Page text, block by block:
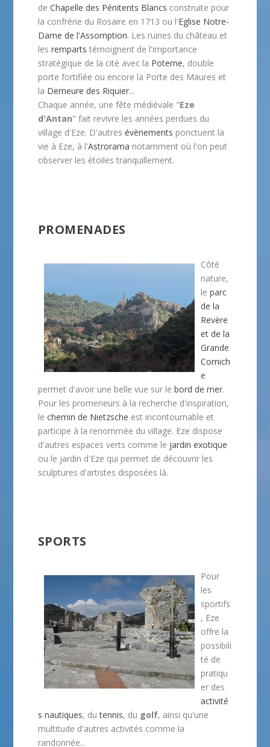
de Chapelle des Pénitents Blancs construite pour
la confrérie du Rosaire en 1713 ou l'Eglise Notre-
Dame de l'Assomption. Les ruines du château et
les remparts témoignent de l'importance
stratégique de la cité avec la Poterne, double
porte fortifiée ou encore la Porte des Maures et
la Demeure des Riquier...
Chaque année, une fête médiévale "Eze
d'Antan" fait revivre les années perdues du
village d'Eze. D'autres évènements ponctuent la
vie à Eze, à l'Astrorama notamment où l'on peut
observer les étoiles tranquillement.
PROMENADES
Côté
nature,
le parc
de la
Revère
et de la
Grande
Cornich
e
permet d'avoir une belle vue sur le bord de mer.
Pour les promeneurs à la recherche d'inspiration,
le chemin de Nietzsche est incontournable et
participe à la renommée du village. Eze dispose
d'autres espaces verts comme le jardin exotique
ou le jardin d'Eze qui permet de découvrir les
sculptures d'artistes disposées là.
SPORTS
Pour
les
sportifs
, Eze
offre la
possibili
té de
pratiqu
er des
activité
s nautiques, dutennis, du golf, ainsi qu'une
multitude d'autres activités comme la
randonnée...